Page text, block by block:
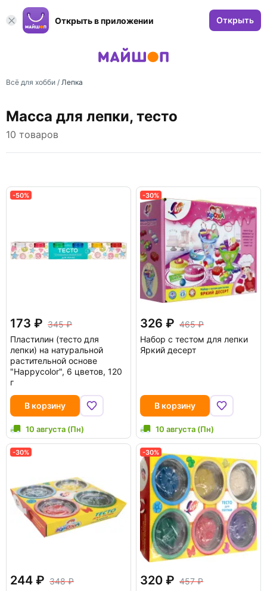
Открыть в приложении Открыть
Всё для хобби / Лепка
Масса для лепки, тесто
10 товаров
-50%
173
345
Пластилин (тесто для
лепки) на натуральной
растительной основе
"Happycolor", 6 цветов, 120
г
В корзину
10 августа (Пн)
-30%
326
465
Набор с тестом для лепки
Яркий десерт
В корзину
10 августа (Пн)
-30%
244
348
-30%
320
457